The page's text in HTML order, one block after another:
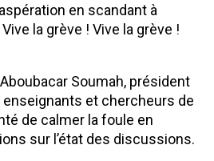
en scandant à
la grève ! Vive la grève !
Soumah, président
et chercheurs de
de calmer la foule en
sur l’état des discussions.